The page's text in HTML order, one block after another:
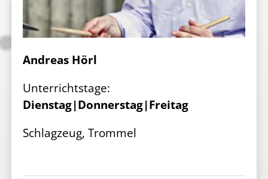
Andreas Hörl
Unterrichtstage:
Dienstag|Donnerstag|Freitag
Schlagzeug, Trommel